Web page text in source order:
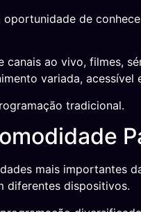
de
ao vivo, filmes,
variada, acessível
tradicional.
mais importantes
diferentes dispositivos.